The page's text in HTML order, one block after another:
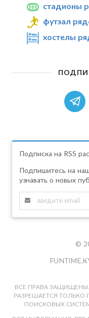
стадионы
футзал
хостелы
Подписка на RSS
Подпишитесь на
узнавать о новых
©
ВСЕ ПРАВА
РАЗРЕШАЕТСЯ
ПОИСКОВЫХ